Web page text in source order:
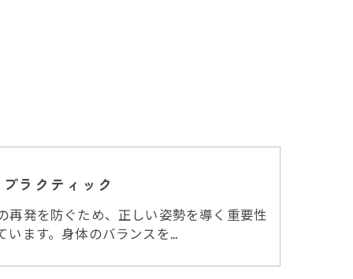
ラクティック
再発を防ぐため、正しい姿勢を導く重要性
います。身体のバランスを…